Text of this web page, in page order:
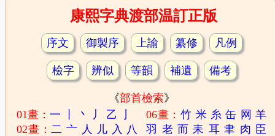
康熙字典渡部温訂正版
序文 御製序 上諭 纂修 凡例
檢字 辨似 等韻 補遺 備考
《部首檢索》
01畫：一 丶 丿 乙
02畫：二 亠 人 儿 入 八
06畫：竹 米 糸 缶 网 羊
羽 老 而 耒 耳 聿 肉 臣